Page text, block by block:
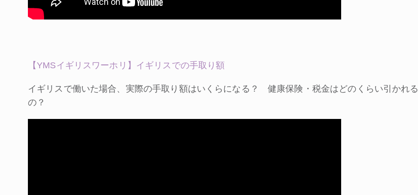
【YMSイギリスワーホリ】イギリスでの手取り額
イギリスで働いた場合、実際の手取り額はいくらになる？ 健康保険・税金はどのくらい引かれる
の？